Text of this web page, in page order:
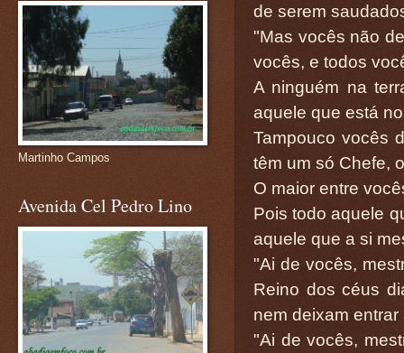
de serem
"Mas vocês não
vocês, e todos
A ninguém na
aquele que está
Tampouco vocês
têm um só Chefe,
O maior entre
Pois todo aquele
aquele que a si
"Ai de vocês,
Reino dos céus
nem deixam
"Ai de vocês,
Martinho Campos
Avenida Cel Pedro Lino